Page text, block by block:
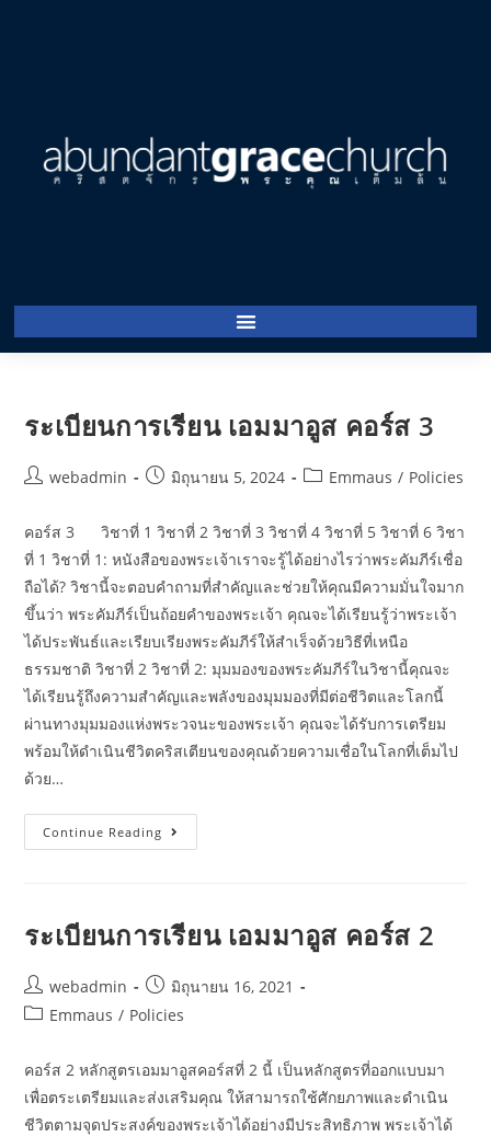
ระเบียนการเรียน เอมมาอูส คอร์ส 3
webadmin มิถุนายน 5, 2024 Emmaus / Policies
คอร์ส 3 วิชาที่ 1 วิชาที่ 2 วิชาที่ 3 วิชาที่ 4 วิชาที่ 5 วิชาที่ 6 วิชา
ที่ 1 วิชาที่ 1: หนังสือของพระเจ้าเราจะรู้ได้อย่างไรว่าพระคัมภีร์เชื่อ
ถือได้? วิชานี้จะตอบคำถามที่สำคัญและช่วยให้คุณมีความมั่นใจมาก
ขึ้นว่า พระคัมภีร์เป็นถ้อยคำของพระเจ้า คุณจะได้เรียนรู้ว่าพระเจ้า
ได้ประพันธ์และเรียบเรียงพระคัมภีร์ให้สำเร็จด้วยวิธีที่เหนือ
ธรรมชาติ วิชาที่ 2 วิชาที่ 2: มุมมองของพระคัมภีร์ในวิชานี้คุณจะ
ได้เรียนรู้ถึงความสำคัญและพลังของมุมมองที่มีต่อชีวิตและโลกนี้
ผ่านทางมุมมองแห่งพระวจนะของพระเจ้า คุณจะได้รับการเตรียม
พร้อมให้ดำเนินชีวิตคริสเตียนของคุณด้วยความเชื่อในโลกที่เต็มไป
ด้วย…
Continue Reading
ระเบียนการเรียน เอมมาอูส คอร์ส 2
webadmin
มิถุนายน 16, 2021
Emmaus / Policies
คอร์ส 2 หลักสูตรเอมมาอูสคอร์สที่ 2 นี้ เป็นหลักสูตรที่ออกแบบมา
เพื่อตระเตรียมและส่งเสริมคุณ ให้สามารถใช้ศักยภาพและดำเนิน
ชีวิตตามจุดประสงค์ของพระเจ้าได้อย่างมีประสิทธิภาพ พระเจ้าได้